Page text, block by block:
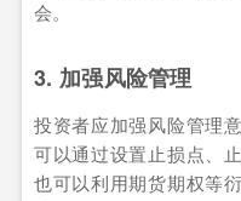
会。
3. 加强风险管理
投资者应加强风险管理
可以通过设置止损点、
也可以利用期货期权等